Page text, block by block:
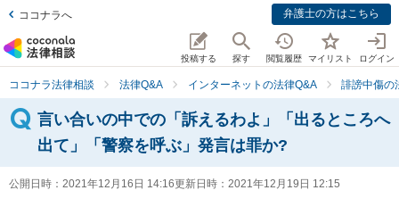
ココナラへ 弁護士の方はこちら
投稿する 探す 閲覧履歴 マイリスト ログイン
ココナラ法律相談 法律Q&A インターネットの法律Q&A 誹謗中傷の
言い合いの中での「訴えるわよ」「出るところへ
出て」「警察を呼ぶ」発言は罪か?
公開日時： 2021年12月16日 14:16更新日時： 2021年12月19日 12:15